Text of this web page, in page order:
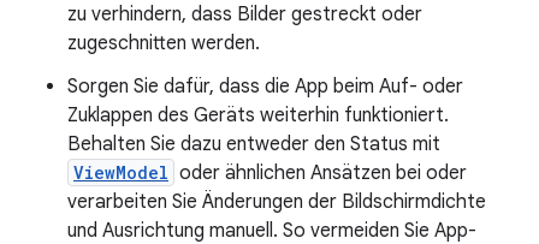
zu verhindern, dass Bilder gestreckt oder
zugeschnitten werden.
Sorgen Sie dafür, dass die App beim Auf- oder
Zuklappen des Geräts weiterhin funktioniert.
Behalten Sie dazu entweder den Status mit
ViewModel oder ähnlichen Ansätzen bei oder
verarbeiten Sie Änderungen der Bildschirmdichte
und Ausrichtung manuell. So vermeiden Sie App-